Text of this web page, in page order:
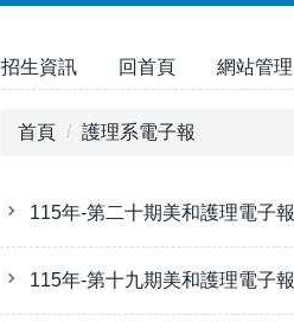
招生資訊 回首頁 網站管理
首頁 護理系電子報
115年-第二十期美和護理電子報
115年-第十九期美和護理電子報